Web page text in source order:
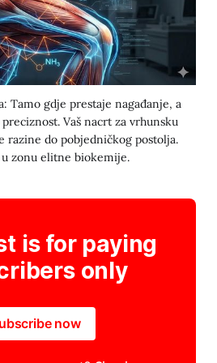
Tamo gdje prestaje nagađanje, a
Vaš nacrt za vrhunsku
razine do pobjedničkog postolja.
zonu elitne biokemije.
is for paying
only
now